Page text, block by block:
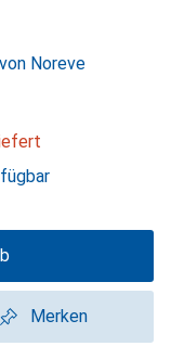
Noreve
Merken